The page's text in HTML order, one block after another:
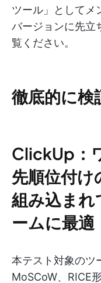
ツール」としてメ
バージョンに先立
覧ください。
徹底的に
ClickUp：
先順位付
組み込まれ
ームに最適
本テスト対象のツ
MoSCoW、RICE